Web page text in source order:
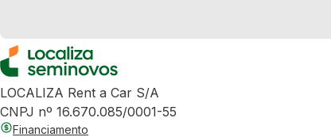
LOCALIZA Rent a Car S/A
CNPJ nº 16.670.085/0001-55
Financiamento